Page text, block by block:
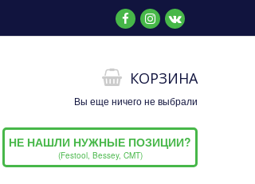
КОРЗИНА
Вы еще ничего не выбрали
НЕ НАШЛИ НУЖНЫЕ ПОЗИЦИИ?
(Festool, Bessey, CMT)